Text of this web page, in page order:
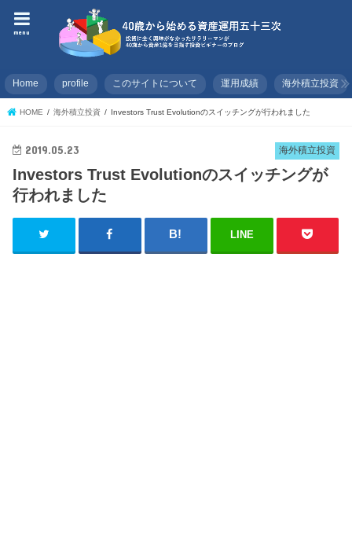
menu
Home profile このサイトについて 運用成績 海外積立投資
HOME 海外積立投資 Investors Trust Evolutionのスイッチングが行われました
海外積立投資
2019.05.23
Investors Trust Evolutionのスイッチングが
行われました
LINE